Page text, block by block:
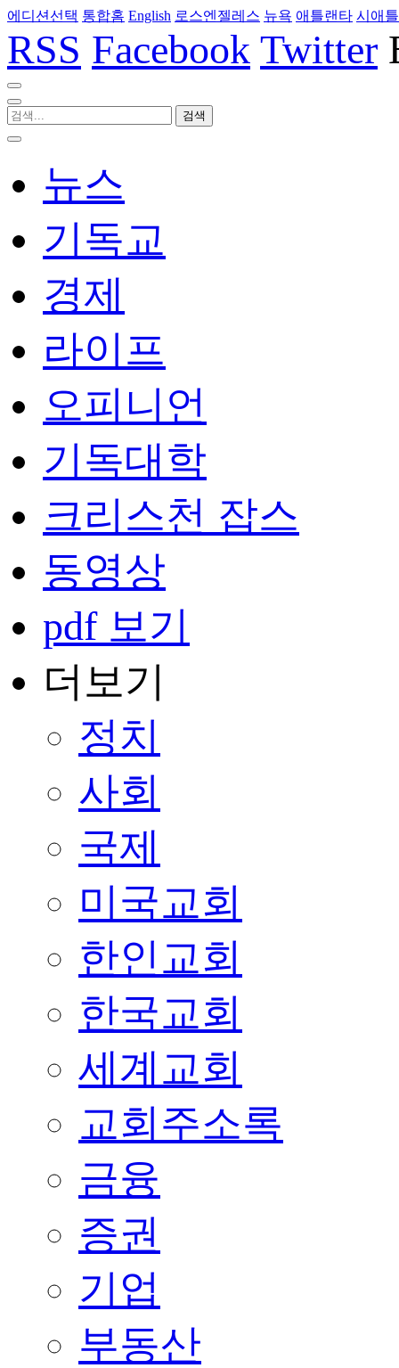
에디션선택 통합홈 English 로스엔젤레스 뉴욕 애틀랜타 시애틀
RSS Facebook Twitter
뉴스
기독교
경제
라이프
오피니언
기독대학
크리스천 잡스
동영상
pdf 보기
더보기
정치
사회
국제
미국교회
한인교회
한국교회
세계교회
교회주소록
금융
증권
기업
부동산